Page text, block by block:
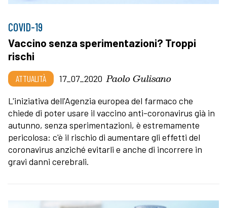
COVID-19
Vaccino senza sperimentazioni? Troppi
rischi
ATTUALITÀ 17_07_2020 Paolo Gulisano
L'iniziativa dell'Agenzia europea del farmaco che
chiede di poter usare il vaccino anti-coronavirus già in
autunno, senza sperimentazioni, è estremamente
pericolosa: c'è il rischio di aumentare gli effetti del
coronavirus anziché evitarli e anche di incorrere in
gravi danni cerebrali.